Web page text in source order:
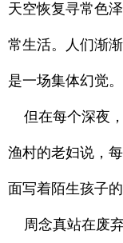
天空恢复寻常色
常生活。人们渐
是一场集体幻觉。
但在每个深夜
渔村的老妇说，
面写着陌生孩子
周念真站在废